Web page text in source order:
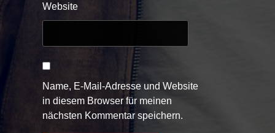
Website
Name, E-Mail-Adresse und Website
in diesem Browser für meinen
nächsten Kommentar speichern.